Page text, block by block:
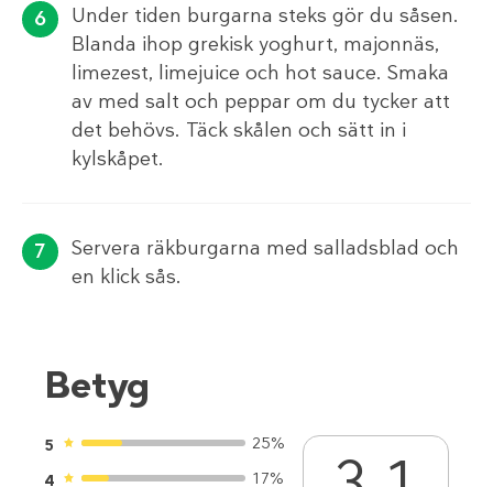
Under tiden burgarna steks gör du såsen.
Blanda ihop grekisk yoghurt, majonnäs,
limezest, limejuice och hot sauce. Smaka
av med salt och peppar om du tycker att
det behövs. Täck skålen och sätt in i
kylskåpet.
Servera räkburgarna med salladsblad och
en klick sås.
Betyg
5
25%
4
17%